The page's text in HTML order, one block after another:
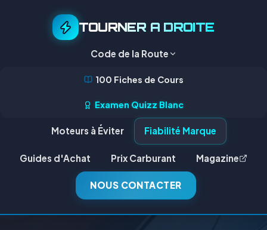
TOURNER A DROITE
Code de la Route
100 Fiches de Cours
Examen Quizz Blanc
Moteurs à Éviter Fiabilité Marque
Guides d'Achat Prix Carburant Magazine
NOUS CONTACTER